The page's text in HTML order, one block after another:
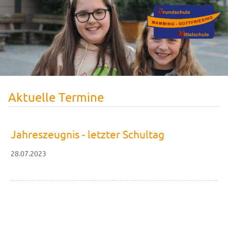
Aktuelle Termine
Jahreszeugnis - letzter Schultag
28.07.2023